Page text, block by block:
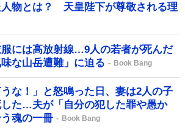
人物とは？ 天皇陛下が尊敬される理
には高放射線…9人の若者が死んだ
味な山岳遭難」に迫る
Book Bang
うな！」と怒鳴った日、妻は2人の子
た…夫が「自分の犯した罪や愚か
魂の一冊
Book Bang